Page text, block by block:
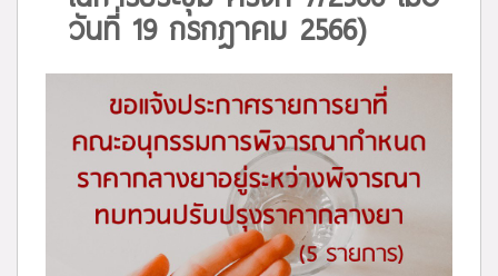
วันที่ 19 กรกฎาคม 2566)